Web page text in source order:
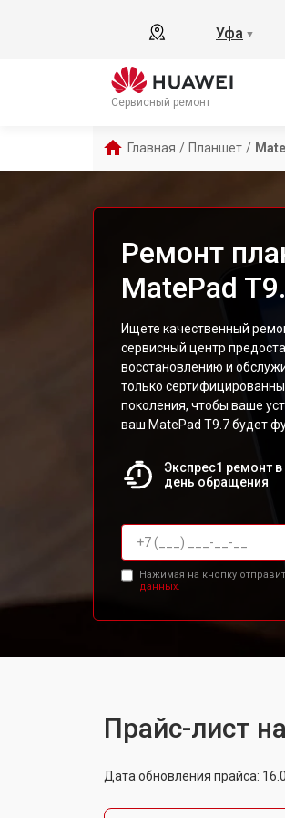
Уфа ▼
Сервисный ремонт
Главная / Планшет /
Ремонт
MatePad
Ищете качественный
сервисный центр
восстановлению и
только
поколения, чтобы ваше
ваш MatePad T9.7 будет
Экспрес1 ремонт в
день обращения
Нажимая на кнопку
данных.
Прайс-лист
Дата обновления прайса: